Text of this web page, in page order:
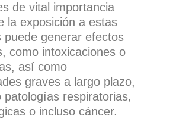
de vital importancia
la exposición a estas
puede generar efectos
como intoxicaciones o
así como
graves a largo plazo,
patologías respiratorias,
o incluso cáncer.